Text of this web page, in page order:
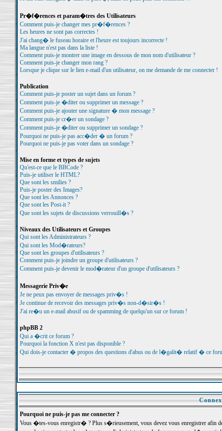
Pr�f�rences et param�tres des Utilisateurs
Comment puis-je changer mes pr�f�rences ?
Les heures ne sont pas correctes !
J'ai chang� le fuseau horaire et l'heure est toujours incorrecte !
Ma langue n'est pas dans la liste !
Comment puis-je montrer une image en dessous de mon nom d'utilisateur ?
Comment puis-je changer mon rang ?
Lorsque je clique sur le lien e-mail d'un utilisateur, on me demande de me connecter !
Publication
Comment puis-je poster un sujet dans un forum ?
Comment puis-je �diter ou supprimer un message ?
Comment puis-je ajouter une signature � mon message ?
Comment puis-je cr�er un sondage ?
Comment puis-je �diter ou supprimer un sondage ?
Pourquoi ne puis-je pas acc�der � un forum ?
Pourquoi ne puis-je pas voter dans un sondage ?
Mise en forme et types de sujets
Qu'est-ce que le BBCode ?
Puis-je utiliser le HTML?
Que sont les smilies ?
Puis-je poster des Images?
Que sont les Annonces ?
Que sont les Post-it ?
Que sont les sujets de discussions verrouill�s ?
Niveaux des Utilisateurs et Groupes
Qui sont les Administrateurs ?
Qui sont les Mod�rateurs?
Que sont les groupes d'utilisateurs ?
Comment puis-je joindre un groupe d'utilisateurs ?
Comment puis-je devenir le mod�rateur d'un groupe d'utilisateurs ?
Messagerie Priv�e
Je ne peux pas envoyer de messages priv�s !
Je continue de recevoir des messages priv�s non-d�sir�s !
J'ai re�u un e-mail abusif ou de spamming de quelqu'un sur ce forum !
phpBB 2
Qui a �crit ce forum ?
Pourquoi la fonction X n'est pas disponible ?
Qui dois-je contacter � propos des questions d'abus ou de l�galit� relatif � ce
Pourquoi ne puis-je pas me connecter ?
Vous �tes-vous enregistr� ? Plus s�rieusement, vous devez vous enregistrer